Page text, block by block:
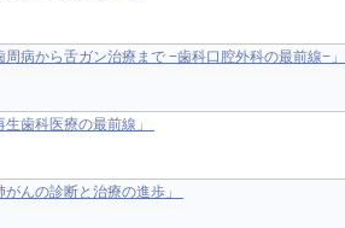
病から舌ガン治療まで −歯科口腔外科の最前線−」
歯科医療の最前線」
んの診断と治療の進歩」